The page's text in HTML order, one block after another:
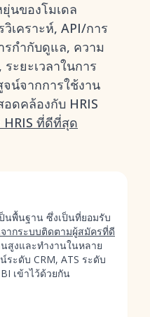
นของโมเดล
เคราะห์, API/การ
กำกับดูแล, ความ
ะยะเวลาในการ
น์จากการใช้งาน
ดคล้องกับ HRIS
HRIS ที่ดีที่สุด
ป็นพื้นฐาน ซึ่งเป็นที่ยอมรับ
ากระบบติดตามผู้สมัครที่ดี
สูงและทำงานในหลาย
ะดับ CRM, ATS ระดับ
เข้าไว้ด้วยกัน